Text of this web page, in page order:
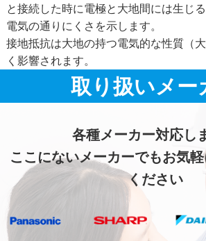
と接続した時に電極と大地間には生じる
電気の通りにくさを示します。
接地抵抗は大地の持つ電気的な性質（
く影響されます。
取り扱いメー
各種メーカー対応し
ここにないメーカーでもお気
ください